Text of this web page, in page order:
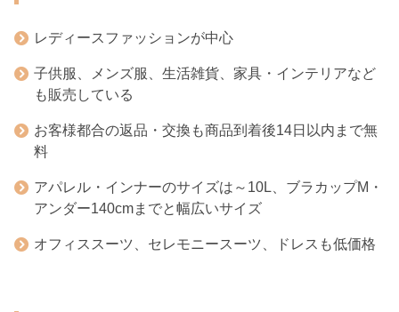
レディースファッションが中心
子供服、メンズ服、生活雑貨、家具・インテリアなど
も販売している
お客様都合の返品・交換も商品到着後14日以内まで無
料
アパレル・インナーのサイズは～10L、ブラカップM・
アンダー140cmまでと幅広いサイズ
オフィススーツ、セレモニースーツ、ドレスも低価格